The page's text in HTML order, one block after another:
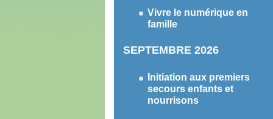
Vivre le numérique en
famille
SEPTEMBRE 2026
Initiation aux premiers
secours enfants et
nourrisons